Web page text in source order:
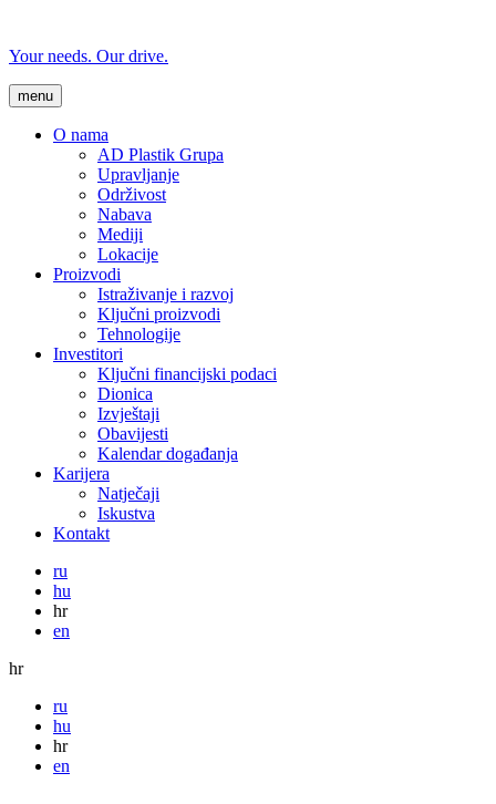
Your needs. Our drive.
menu
O nama
AD Plastik Grupa
Upravljanje
Održivost
Nabava
Mediji
Lokacije
Proizvodi
Istraživanje i razvoj
Ključni proizvodi
Tehnologije
Investitori
Ključni financijski podaci
Dionica
Izvještaji
Obavijesti
Kalendar događanja
Karijera
Natječaji
Iskustva
Kontakt
ru
hu
hr
en
hr
ru
hu
hr
en